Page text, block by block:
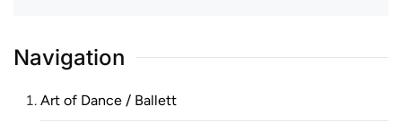
Navigation
Art of Dance / Ballett